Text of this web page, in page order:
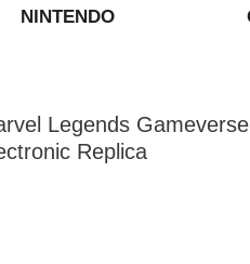
NINTENDO
Legends
Replica